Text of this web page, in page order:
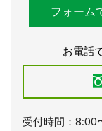
フォーム
お電話
受付時間：8:00